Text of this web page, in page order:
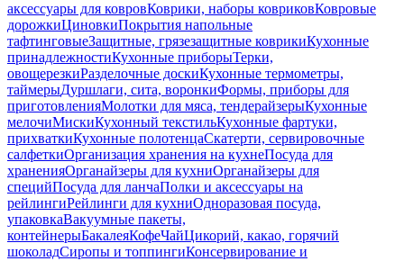
аксессуары для ковровКоврики, наборы ковриковКовровые
дорожкиЦиновкиПокрытия напольные
тафтинговыеЗащитные, грязезащитные коврикиКухонные
принадлежностиКухонные приборыТерки,
овощерезкиРазделочные доскиКухонные термометры,
таймерыДуршлаги, сита, воронкиФормы, приборы для
приготовленияМолотки для мяса, тендерайзерыКухонные
мелочиМискиКухонный текстильКухонные фартуки,
прихваткиКухонные полотенцаСкатерти, сервировочные
салфеткиОрганизация хранения на кухнеПосуда для
храненияОрганайзеры для кухниОрганайзеры для
специйПосуда для ланчаПолки и аксессуары на
рейлингиРейлинги для кухниОдноразовая посуда,
упаковкаВакуумные пакеты,
контейнерыБакалеяКофеЧайЦикорий, какао, горячий
шоколадСиропы и топпингиКонсервирование и